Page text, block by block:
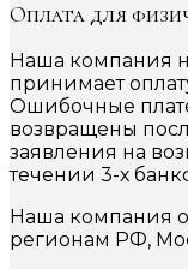
Оплата для
Наша компания
принимает
Ошибочные
возвращены
заявления на
течении 3-х
Наша компания
регионам РФ,